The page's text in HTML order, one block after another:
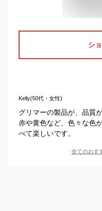
シ
Kelly(50代・女性)
グリマーの製品が、品質
赤や黄色など、色々な色
べて楽しいです。
全てのおす